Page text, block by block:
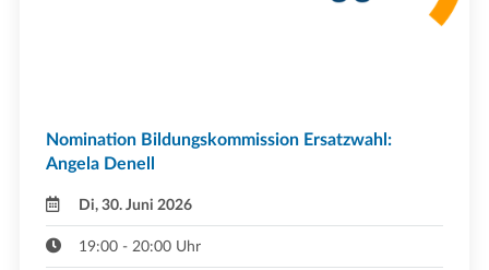
Nomination Bildungskommission Ersatzwahl:
Angela Denell
Di, 30. Juni 2026
19:00 - 20:00 Uhr